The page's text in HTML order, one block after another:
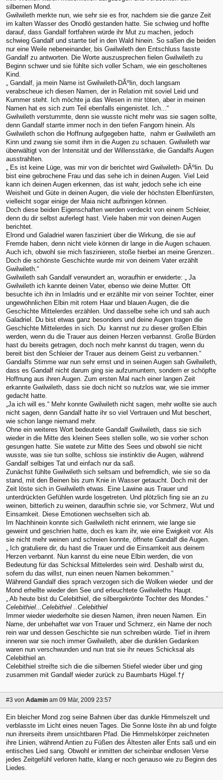
silbernen Mond.
Gwilwileth merkte nun, wie sehr sie es fror, nachdem sie die ganze Zeit
im kalten Wasser des Onodló gestanden hatte. Sie schwieg und hoffte
darauf, dass Gandalf fortfahren würde ihr Mut zu machen, jedoch
schwieg Gandalf und starrte tief in den Wald hinein. So saßen die beiden
nur eine Weile nebeneinander, bis Gwilwileth den Entschluss fasste
Gandalf zu antworten. Die Worte auszusprechen fielen Gwilwileth zu
Beginn schwer und sie fühlte sich voller Scham, wie ein gescholtenes
Kind.
„ Gandalf, ja mein Name ist Gwilwileth-DÃºlin, doch langsam
verabscheue ich diesen Namen, der in Relation mit soviel Leid und
Kummer steht. Ich möchte ja das Wesen in mir töten, aber in meinen
Namen hat es sich zum Teil ebenfalls eingenistet. Ich...“
Gwilwileth verstummte, denn sie wusste nicht mehr was sie sagen sollte,
denn Gandalf starrte immer noch in den tiefen Fangorn hinein. Als
Gwilwileth schon die Hoffnung aufgegeben hatte, nahm er Gwilwileth am
Kinn und zwang sie somit ihm in die Augen zu schauen. Gwilwileth war
überwältigt von der Intensität und der Willensstärke, die Gandalfs Augen
ausstrahlten.
„ Es ist keine Lüge, was mir von dir berichtet wird Gwilwileth- DÃºlin. Du
bist eine gebrochene Frau und das sehe ich in deinen Augen. Viel Leid
kann ich deinen Augen erkennen, das ist wahr, jedoch sehe ich eine
Weisheit und Güte in deinen Augen, die viele der höchsten Elbenfürsten,
vielleicht sogar einige der Maia nicht aufbringen können.
Doch diese beiden Eigenschaften werden verdeckt von einem Schleier,
denn du dir selbst auferlegt hast. Viele haben mir von deinen Augen
berichtet.
Elrond und Galadriel waren fasziniert über die Wirkung, die sie auf
Fremde haben, denn nicht viele können dir lange in die Augen schauen.
Auch ich, obwohl sie mich faszinieren, stoße hierbei an meine Grenzen..
Doch die schönste Geschichte wurde mir von deinem Vater erzählt
Gwilwileth.“
Gwilwileth sah Gandalf verwundert an, woraufhin er erwiderte: „ Ja
Gwilwileth ich kannte deinen Vater, ebenso wie deine Mutter. Oft
besuchte ich ihn in Imladris und er erzählte mir von seiner Tochter, einer
ungewöhnlichen Elbin mit rotem Haar und blauen Augen, die die
Geschichte Mittelerdes erzählen. Und dasselbe sehe ich und sah auch
Galadriel. Du bist etwas ganz besonders und deine Augen tragen die
Geschichte Mittelerdes in sich. Du kannst nur zu dieser großen Elbin
werden, wenn du die Trauer aus deinen Herzen verbannst. Große Bürden
hast du bereits getragen, doch noch mehr kannst du tragen, wenn du
bereit bist den Schleier der Trauer aus deinem Geist zu verbannen.“
Gandalfs Stimme war nun sehr ernst und in seinen Augen sah Gwilwileth,
dass es Gandalf nicht darum ging sie aufzumuntern, sondern er schöpfte
Hoffnung aus ihren Augen. Zum ersten Mal nach einer langen Zeit
erkannte Gwilwileth, dass sie doch nicht so nutzlos war, wie sie immer
gedacht hatte.
„Ja ich will es.“ Mehr konnte Gwilwileth nicht sagen, mehr wollte sie auch
nicht sagen, denn Gandalf hatte ihr so viel Vertrauen und Mut beschert,
wie schon lange niemand mehr.
Ohne ein weiteres Wort bedeutete Gandalf Gwilwileth, dass sie sich
wieder in die Mitte des kleinen Sees stellen solle, wo sie vorher schon
gesungen hatte. Sie watete zur Mitte des Sees und obwohl sie nicht
wusste, was sie tun sollte, schloss sie instinktiv die Augen, während
Gandalf selbiges Tat und einfach nur da saß.
Zunächst fühlte Gwilwileth sich seltsam und befremdlich, wie sie so da
stand, mit den Beinen bis zum Knie in Wasser getaucht. Doch mit der
Zeit löste sich in Gwilwileth etwas. Eine Lawine aus Trauer und
unterdrückten Gefühlen wurde losgetreten. Und plötzlich fing sie an zu
weinen, bitterlich zu weinen, daraufhin schrie sie, vor Schmerz, Wut und
Einsamkeit. Diese Emotionen wechselten sich ab.
Im Nachhinein konnte sich Gwilwileth nicht erinnern, wie lange sie
geweint und geschrien hatte, doch es kam ihr, wie eine Ewigkeit vor. Als
sie nicht mehr weinen und schreien konnte, öffnete Gandalf die Augen.
„ Ich gratuliere dir, du hast die Trauer und die Einsamkeit aus deinem
Herzen verbannt. Nun kannst du eine neue Elbin werden, die von
Bedeutung für das Schicksal Mittelerdes sein wird. Deshalb wirst du,
sofern du das willst, nun einen neuen Namen bekommen.“
Während Gandalf dies sprach verzogen sich die Wolken wieder und der
Mond erhellte wieder den See und erleuchtete Gwilwileths Haupt.
„ Ab heute bist du Celebithiel, die silbergekrönte Tochter des Mondes.“
Celebithiel...Celebithiel ..Celebithiel
Immer wieder wiederholte sie diesen Namen, ihren neuen Namen. Ein
Name, der unbehaftet war von Trauer und Schmerz, ein Name der noch
rein war und dessen Geschichte sie nun schreiben würde. Tief in ihrem
inneren war sie noch immer Gwilwileth, aber die dunklen Gedanken
waren nun verschwunden und nun trat sie ihr neues Schicksal als
Celebithiel an.
Celebithiel streifte sich die die silbernen Stiefel wieder über und ging
zusammen mit Gandalf wieder zurück zu Baumbarts Hügel.†ƒ
#3 von Adamin am 09 Mär, 2009 23:57
Ein bleicher Mond zog seine Bahnen über das dunkle Himmelszelt und
verblasste im Licht eines neuen Tages. Die Sonne löste ihn ab und folgte
nun ihrerseits ihrem unsichtbaren Pfad. Die Himmelskörper zeichneten
ihre Linien, während Antien zu Füßen des Ältesten aller Ents saß und ein
entisches Lied sang. Obwohl er inmitten der scheinbar endlosen Verse
jedes Zeitgefühl verloren hatte, klang er noch genauso wie zu Beginn des
Liedes.